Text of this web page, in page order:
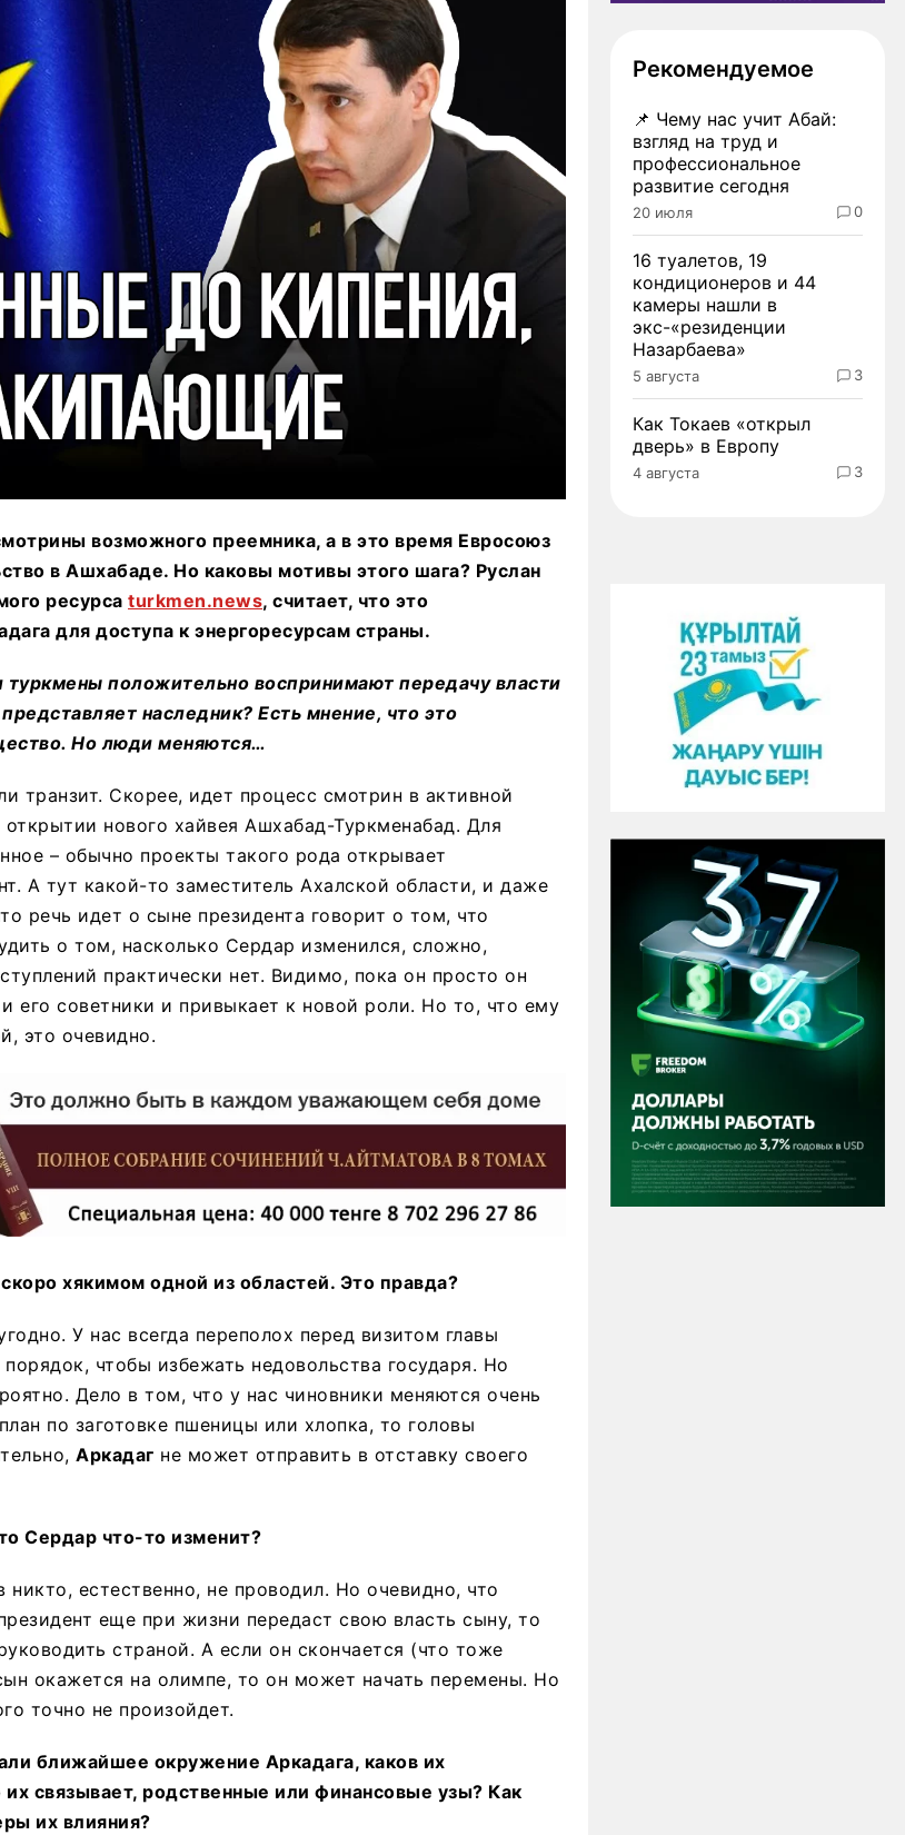
возможного преемника, а в это время Евросоюз
в Ашхабаде. Но каковы мотивы этого шага? Руслан
ресурса turkmen.news, считает, что это
для доступа к энергоресурсам страны.
туркмены положительно воспринимают передачу власти
наследник? Есть мнение, что это
Но люди меняются…
транзит. Скорее, идет процесс смотрин в активной
нового хайвея Ашхабад-Туркменабад. Для
– обычно проекты такого рода открывает
А тут какой-то заместитель Ахалской области, и даже
речь идет о сыне президента говорит о том, что
о том, насколько Сердар изменился, сложно,
практически нет. Видимо, пока он просто он
его советники и привыкает к новой роли. Но то, что ему
это очевидно.
хякимом одной из областей. Это правда?
У нас всегда переполох перед визитом главы
чтобы избежать недовольства государя. Но
Дело в том, что у нас чиновники меняются очень
по заготовке пшеницы или хлопка, то головы
Аркадаг не может отправить в отставку своего
Сердар что-то изменит?
естественно, не проводил. Но очевидно, что
еще при жизни передаст свою власть сыну, то
страной. А если он скончается (что тоже
окажется на олимпе, то он может начать перемены. Но
точно не произойдет.
ближайшее окружение Аркадага, каков их
связывает, родственные или финансовые узы? Как
их влияния?
Рекомендуемое
📌 Чему нас учит Абай:
взгляд на труд и
профессиональное
развитие сегодня
20 июля 0
16 туалетов, 19
кондиционеров и 44
камеры нашли в
экс-«резиденции
Назарбаева»
5 августа 3
Как Токаев «открыл
дверь» в Европу
4 августа 3